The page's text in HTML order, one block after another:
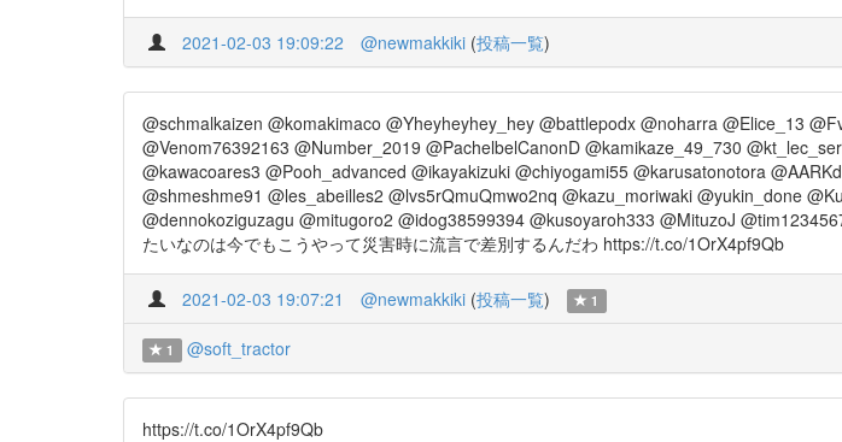
2021-02-03 19:09:22 @newmakkiki (投稿一覧)
@schmalkaizen @komakimaco @Yheyheyhey_hey @battlepodx @noharra @Elice_13
@Venom76392163 @Number_2019 @PachelbelCanonD @kamikaze_49_730
@kawacoares3 @Pooh_advanced @ikayakizuki @chiyogami55 @karusatonotora
@shmeshme91 @les_abeilles2 @lvs5rQmuQmwo2nq @kazu_moriwaki @yukin_done
@dennokoziguzagu @mitugoro2 @idog38599394 @kusoyaroh333 @MituzoJ
たいなのは今でもこうやって災害時に流言で差別するんだわ https://t.co/1OrX4pf9Qb
2021-02-03 19:07:21 @newmakkiki (投稿一覧) 1
1 @soft_tractor
https://t.co/1OrX4pf9Qb